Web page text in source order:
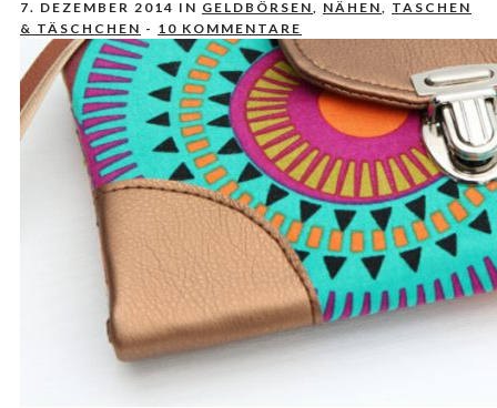
7. DEZEMBER 2014 IN GELDBÖRSEN NÄHEN
TASCHEN
& TÄSCHCHEN - 10 KOMMENTARE